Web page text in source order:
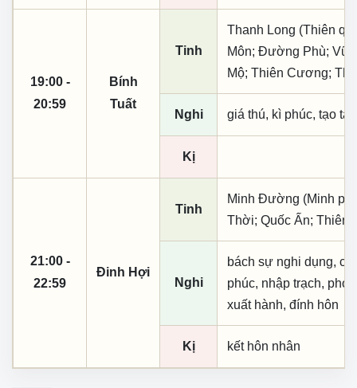
19:00 -
20:59
Bính
Tuất
Tinh
Thanh Long (Thiên
Môn; Đường Phù; Vũ
Mộ; Thiên Cương;
Nghi giá thú, kì phúc, tạo
Kị
21:00 -
22:59
Đinh Hợi
Tinh
Minh Đường (Minh
Thời; Quốc Ấn; Thiên
Nghi
bách sự nghi dụng,
phúc, nhập trạch, phó
xuất hành, đính hôn
Kị kết hôn nhân